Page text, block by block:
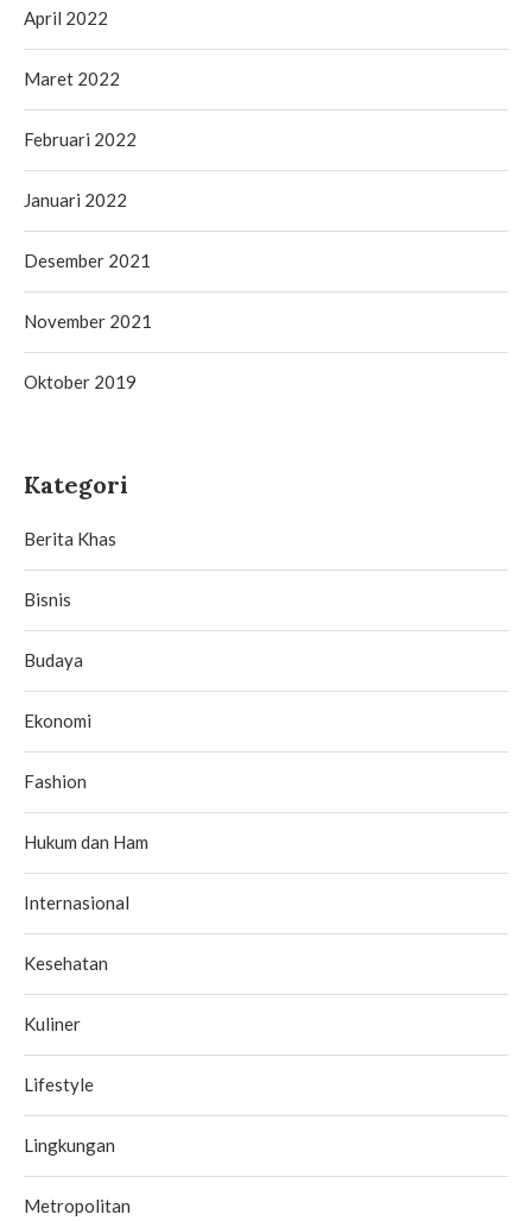
April 2022
Maret 2022
Februari 2022
Januari 2022
Desember 2021
November 2021
Oktober 2019
Kategori
Berita Khas
Bisnis
Budaya
Ekonomi
Fashion
Hukum dan Ham
Internasional
Kesehatan
Kuliner
Lifestyle
Lingkungan
Metropolitan